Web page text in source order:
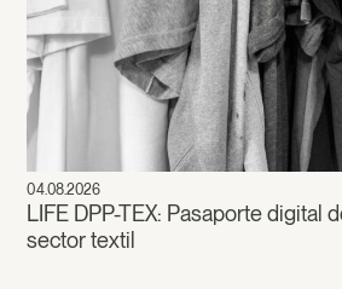
04.08.2026
LIFE DPP-TEX: Pasaporte digital
sector textil